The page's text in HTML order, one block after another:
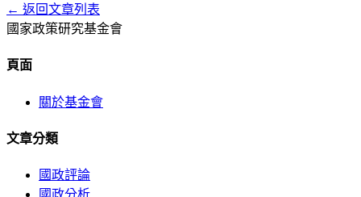
← 返回文章列表
國家政策研究基金會
頁面
關於基金會
文章分類
國政評論